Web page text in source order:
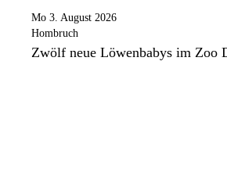
Mo 3. August 2026
Hombruch
Zwölf neue Löwenbabys im Zoo